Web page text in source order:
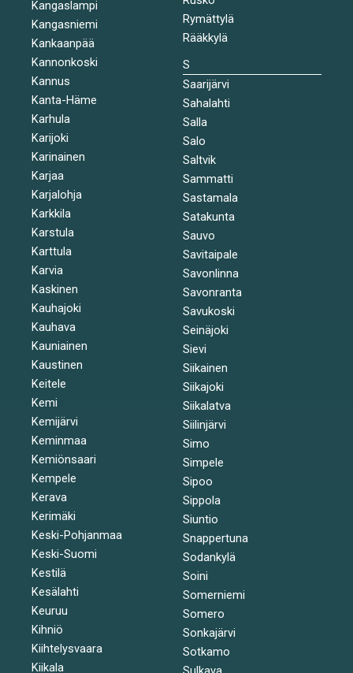
Kangaslampi
Kangasniemi
Kankaanpää
Kannonkoski
Kannus
Kanta-Häme
Karhula
Karijoki
Karinainen
Karjaa
Karjalohja
Karkkila
Karstula
Karttula
Karvia
Kaskinen
Kauhajoki
Kauhava
Kauniainen
Kaustinen
Keitele
Kemi
Kemijärvi
Keminmaa
Kemiönsaari
Kempele
Kerava
Kerimäki
Keski-Pohjanmaa
Keski-Suomi
Kestilä
Kesälahti
Keuruu
Kihniö
Kiihtelysvaara
Kiikala
Rymättylä
Rääkkylä
S
Saarijärvi
Sahalahti
Salla
Salo
Saltvik
Sammatti
Sastamala
Satakunta
Sauvo
Savitaipale
Savonlinna
Savonranta
Savukoski
Seinäjoki
Sievi
Siikainen
Siikajoki
Siikalatva
Siilinjärvi
Simo
Simpele
Sipoo
Sippola
Siuntio
Snappertuna
Sodankylä
Soini
Somerniemi
Somero
Sonkajärvi
Sotkamo